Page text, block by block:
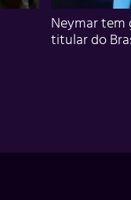
Neymar tem
titular do